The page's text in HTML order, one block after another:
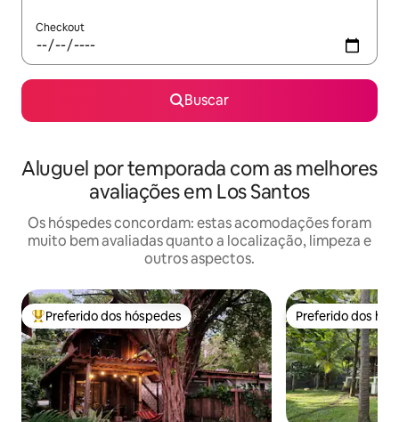
Checkout
Buscar
Aluguel por temporada com as melhores
avaliações em Los Santos
Os hóspedes concordam: estas acomodações foram
muito bem avaliadas quanto a localização, limpeza e
outros aspectos.
Entre os melhores preferidos dos hóspedes
Preferido dos hóspedes Preferido dos
Preferido dos